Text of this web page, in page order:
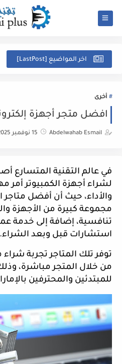
اخر المواضيع [LastPost]
أخرى
افضل متجر أجهزة
Abdelwahab Esmail 15 نوفمبر 2025
في عالم التقنية المتسارع
لشراء أجهزة الكمبيوتر أمر
والأداء، حيث أن أفضل متاجر
مجموعة كبيرة من الأجهزة
تنافسية، إضافة إلى خدمة
استشارات قبل وبعد الشراء.
توفر تلك المتاجر تجربة شراء
من خلال المتجر مباشرة،
للمبتدئين والمحترفين